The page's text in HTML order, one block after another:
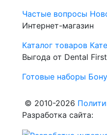
Частые вопросы
Интернет-магазин
Каталог товаров
Выгода от Dental First
Готовые наборы
© 2010-2026
Разработка сайта: